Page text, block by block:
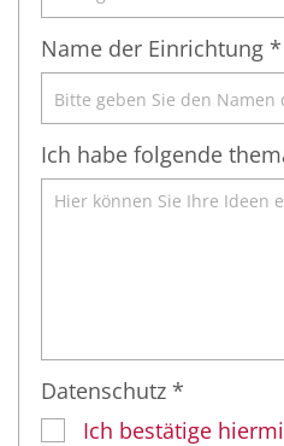
Name der Einrichtung *
Ich habe folgende
Datenschutz *
Ich bestätige